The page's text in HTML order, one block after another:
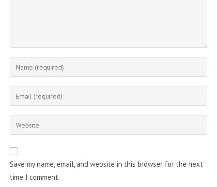
Enter
your
name
comment
Enter
your
email
address
Enter
your
URL
(optional)
Save my name, email, and website in this browser for the next
time I comment.